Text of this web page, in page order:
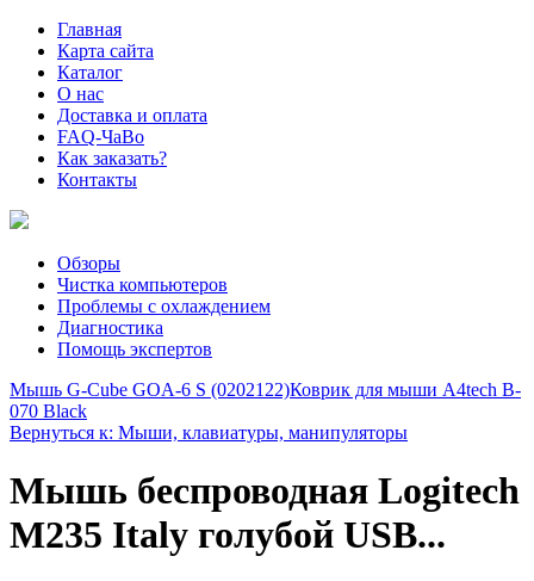
Главная
Карта сайта
Каталог
О нас
Доставка и оплата
FAQ-ЧаВо
Как заказать?
Контакты
Обзоры
Чистка компьютеров
Проблемы с охлаждением
Диагностика
Помощь экспертов
Мышь G-Cube GOA-6 S (0202122)Коврик для мыши A4tech B-
070 Black
Вернуться к: Мыши, клавиатуры, манипуляторы
Мышь беспроводная Logitech
M235 Italy голубой USB...